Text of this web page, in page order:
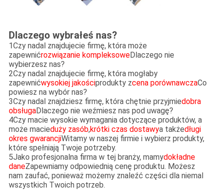
Dlaczego wybrałeś nas?
1Czy nadal znajdujecie firmę, która może
zapewnićrozwiązanie kompleksoweDlaczego nie
wybierzesz nas?
2Czy nadal znajdujecie firmę, która mogłaby
zapewnićwysokiej jakościprodukty zcena porównawczaCo
powiesz na wybór nas?
3Czy nadal znajdziesz firmę, która chętnie przyjmiedobra
obsługaDlaczego nie weźmiesz nas pod uwagę?
4Czy macie wysokie wymagania dotyczące produktów, a
może macieduży zasób,krótki czas dostawya takżedługi
okres gwarancjiWitamy w naszej firmie i wybierz produkty,
które spełniają Twoje potrzeby.
5Jako profesjonalna firma w tej branży, mamydokładne
daneZapewniamy odpowiednią cenę produktu. Możesz
nam zaufać, ponieważ możemy znaleźć części dla niemal
wszystkich Twoich potrzeb.